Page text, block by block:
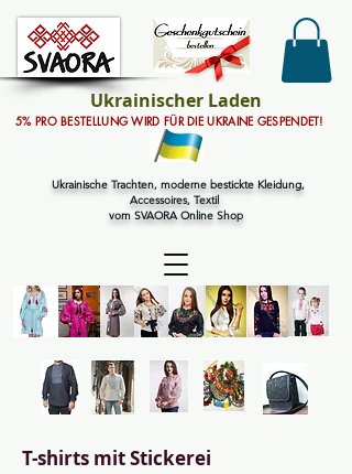
Ukrainische Trachten, moderne bestickte Kleidung,
Accessoires, Textil
vom SVAORA Online Shop
5% PRO BESTELLUNG WIRD FÜR DIE UKRAINE GESPENDET!
Ukrainischer Laden
T-shirts mit Stickerei